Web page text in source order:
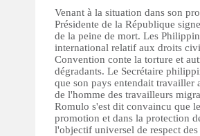
Venant à la situation dans son
Présidente de la République
de la peine de mort. Les
international relatif aux droits
Convention conte la torture et
dégradants. Le Secrétaire
que son pays entendait travailler
de l'homme des travailleurs
Romulo s'est dit convaincu que
promotion et dans la protection
l'objectif universel de respect